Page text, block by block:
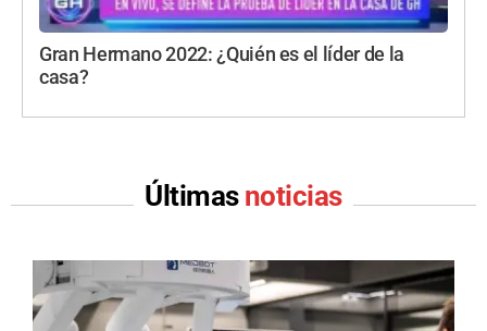
Gran Hermano 2022: ¿Quién es el líder de la
casa?
Últimas noticias